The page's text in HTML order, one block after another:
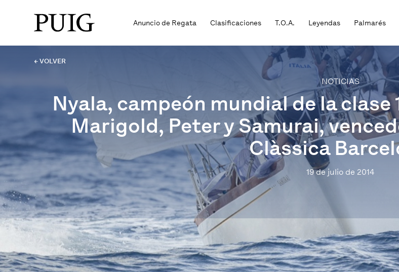
Anuncio de Regata Clasificaciones T.O.A. Leyendas Palmarés
← VOLVER
NOTICIAS
Nyala, campeón mundial de la clase
Marigold, Peter y Samurai,
Clàssica
19 de julio de 2014